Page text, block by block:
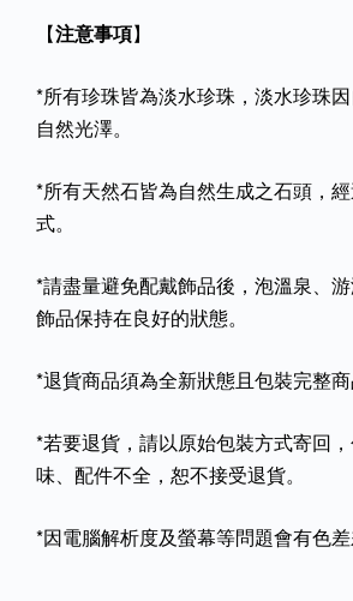
【注意事項】
*所有珍珠皆為淡水珍珠，淡水珍珠
自然光澤。
*所有天然石皆為自然生成之石頭，
式。
*請盡量避免配戴飾品後，泡溫泉、
飾品保持在良好的狀態。
*退貨商品須為全新狀態且包裝完整
*若要退貨，請以原始包裝方式寄回
味、配件不全，恕不接受退貨。
*因電腦解析度及螢幕等問題會有色